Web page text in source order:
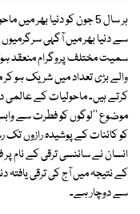
ہر سال 5 جون کو دنیا
سے دنیا بھر میں آگہی
سمیت مختلف پروگرام منعقد
والے بڑی تعداد میں شریک ہو کر
کرتے ہیں۔ ماحولیات کے عالمی
موضوع ''لوگوں کو فطرت سے
کو کائنات کے پوشیدہ رازوں تک
انسان نے سائنسی ترقی کے نام
کے نتیجہ میں آج کی ترقی یافتہ
سے دوچار ہے۔